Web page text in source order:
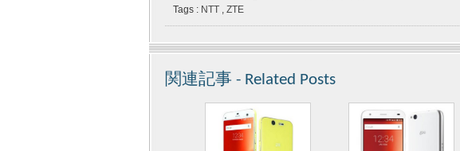
Tags : NTT , ZTE
関連記事 - Related Posts